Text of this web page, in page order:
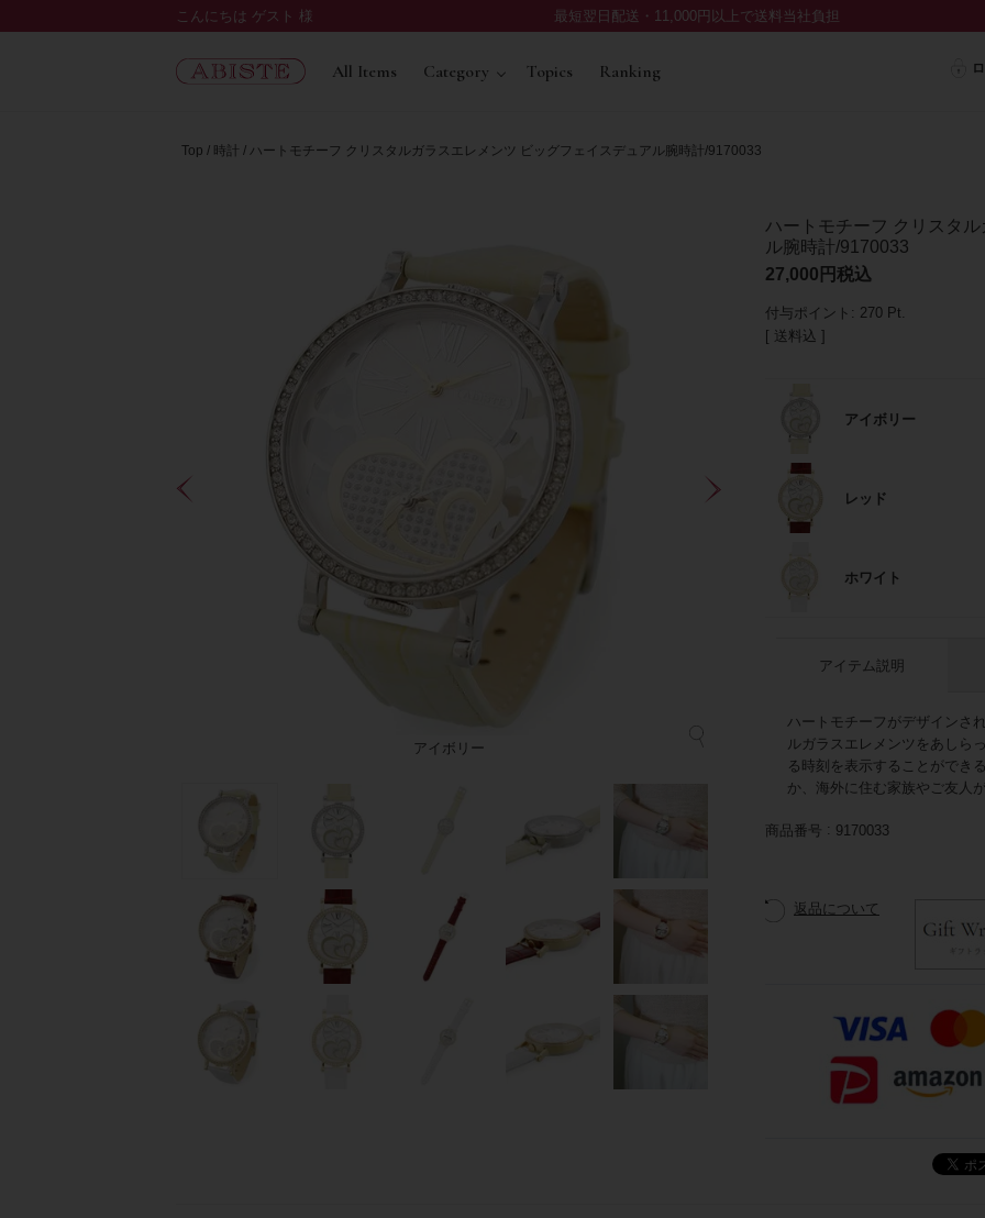
こんにちは ゲスト 様 最短翌日配送・11,000円以上で送料当社負担
All Items Category Topics Ranking
Top 時計 ハートモチーフ クリスタルガラスエレメンツ ビッグフェイスデュアル腕時計/9170033
アイボリー ア
ハートモチーフ クリスタ
ル腕時計/9170033
27,000
税込
付与ポイント: 270 Pt.
送料込
アイボリー
レッド
ホワイト
アイテム説明
ハートモチーフがデザインさ
ルガラスエレメンツをあしら
る時刻を表示することができ
か、海外に住む家族やご友人
商品番号 9170033
返品について